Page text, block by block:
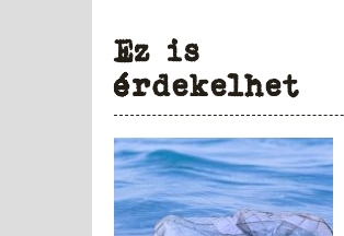
Ez is
érdekelhet